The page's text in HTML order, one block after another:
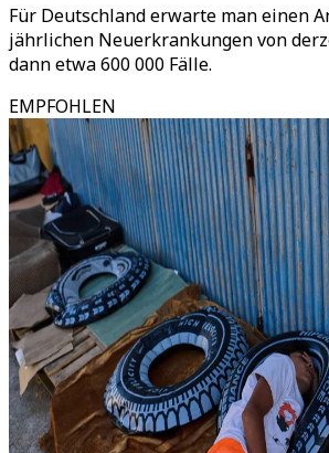
Für Deutschland erwarte man einen
jährlichen Neuerkrankungen von
dann etwa 600 000 Fälle.
EMPFOHLEN